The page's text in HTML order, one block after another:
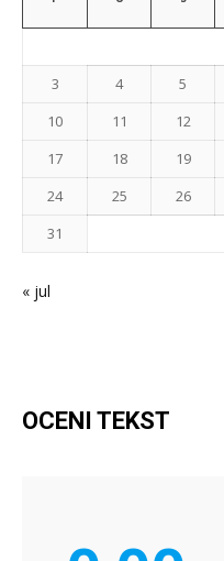
3
4 5
10
11 12
17
18 19
24
25 26
31
« jul
OCENI TEKST